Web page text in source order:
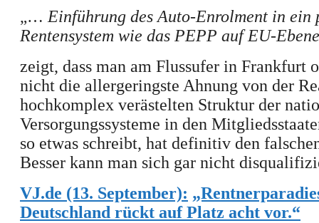
„…Einführung des Auto-Enrolment in ein
Rentensystem wie das PEPP auf EU-
zeigt, dass man am Flussufer in Frankfurt
nicht die allergeringste Ahnung von der
hochkomplex verästelten Struktur der
Versorgungssysteme in den
so etwas schreibt, hat definitiv den
Besser kann man sich gar nicht
VJ.de (13. September):
Deutschland rückt auf Platz acht vor.“